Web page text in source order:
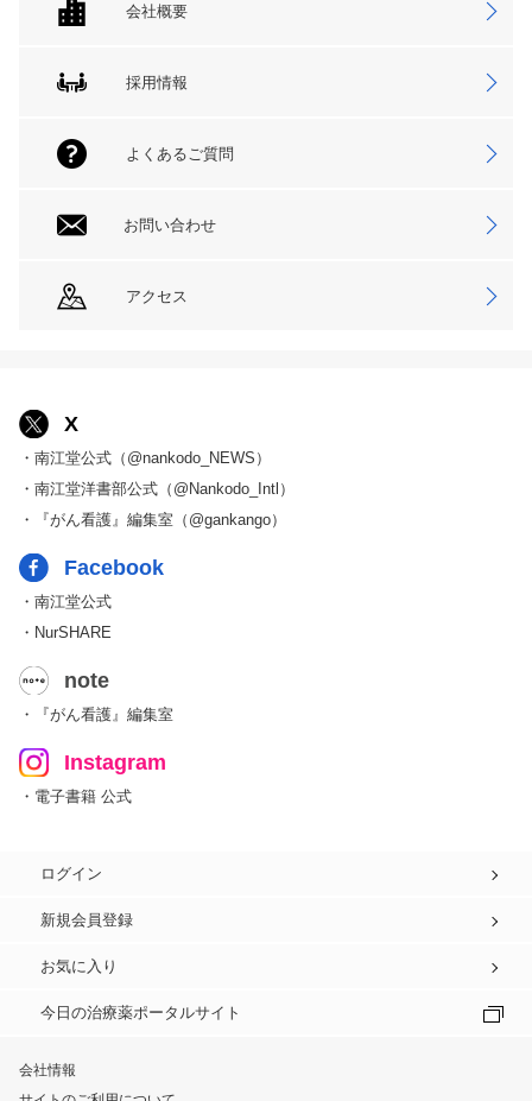
会社概要
採用情報
よくあるご質問
お問い合わせ
アクセス
X
・南江堂公式（@nankodo_NEWS）
・南江堂洋書部公式（@Nankodo_Intl）
・『がん看護』編集室（@gankango）
Facebook
・南江堂公式
・NurSHARE
note
・『がん看護』編集室
Instagram
・電子書籍 公式
ログイン
新規会員登録
お気に入り
今日の治療薬ポータルサイト
会社情報